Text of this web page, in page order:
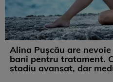
Alina Pușcău are
bani pentru tratament.
stadiu avansat, dar